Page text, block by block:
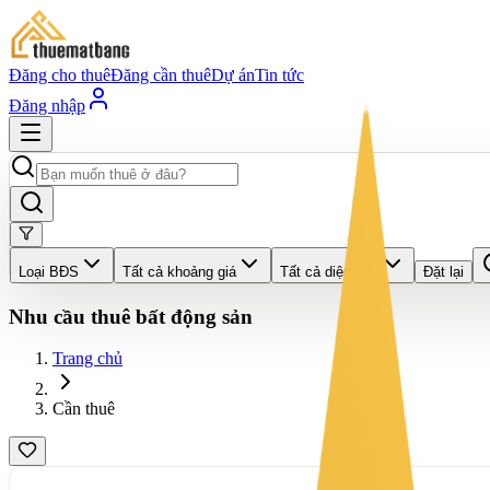
Đăng cho thuêĐăng cần thuêDự ánTin tức
Đăng nhập
Loại BĐS Tất cả khoảng giá Tất cả diện tích Đặt lại
Nhu cầu thuê bất động sản
Trang chủ
Cần thuê